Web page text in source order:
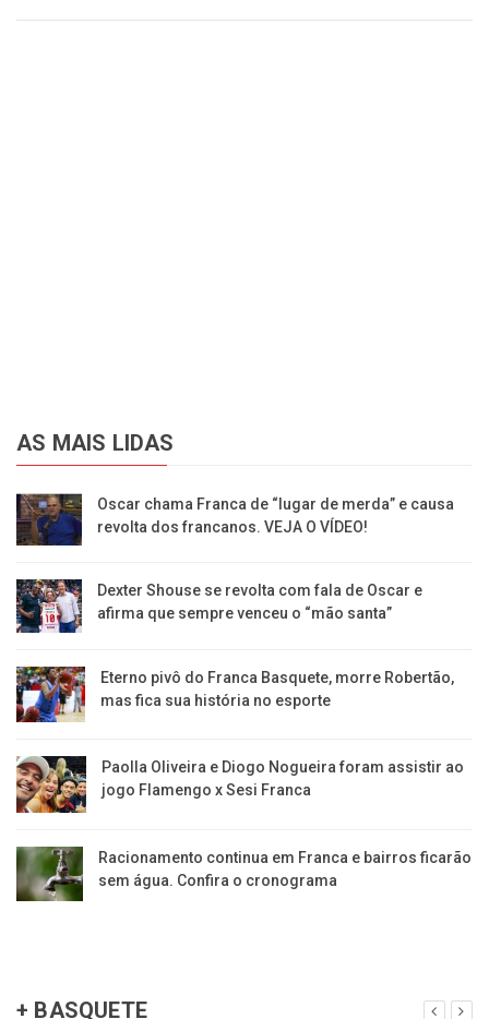
AS MAIS LIDAS
Oscar chama Franca de “lugar de merda” e causa
revolta dos francanos. VEJA O VÍDEO!
Dexter Shouse se revolta com fala de Oscar e
afirma que sempre venceu o “mão santa”
Eterno pivô do Franca Basquete, morre Robertão,
mas fica sua história no esporte
Paolla Oliveira e Diogo Nogueira foram assistir ao
jogo Flamengo x Sesi Franca
Racionamento continua em Franca e bairros ficarão
sem água. Confira o cronograma
+ BASQUETE